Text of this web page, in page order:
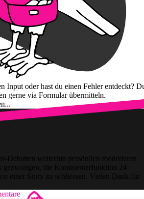
Input oder hast du einen Fehler entdeckt?
gerne via Formular übermitteln.
Debatten weiterhin persönlich moderieren
gezwungen, die Kommentarfunktion 24
einer Story zu schliessen. Vielen Dank für